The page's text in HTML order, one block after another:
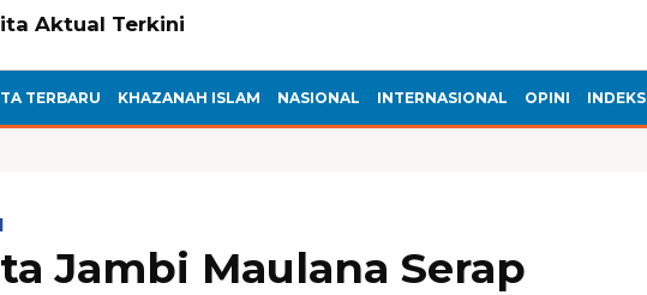
TERBARU KHAZANAH ISLAM NASIONAL INTERNASIONAL OPINI INDEKS
Jambi Maulana Serap